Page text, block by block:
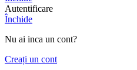
Autentificare
Închide
Nu ai inca un cont?
Creați un cont